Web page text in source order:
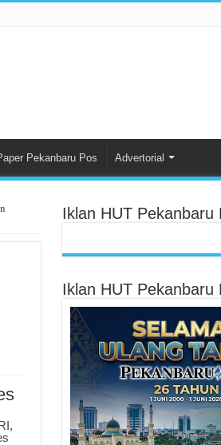
Pekanbaru Pos Advertorial
Iklan HUT Pekanbaru
Iklan HUT Pekanbaru